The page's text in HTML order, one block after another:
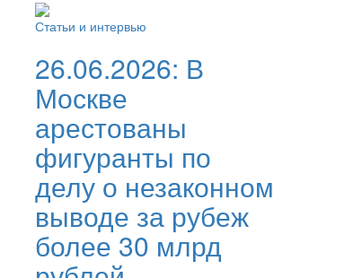
Статьи и интервью
26.06.2026: В
Москве
арестованы
фигуранты по
делу о незаконном
выводе за рубеж
более 30 млрд